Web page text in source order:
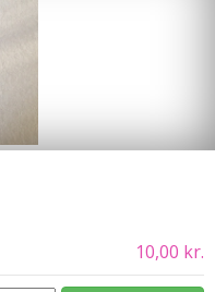
10,00 kr.